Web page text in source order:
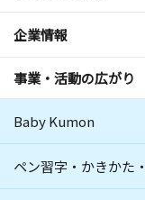
企業情報
事業・活動の広がり
Baby Kumon
ペン習字・かきかた